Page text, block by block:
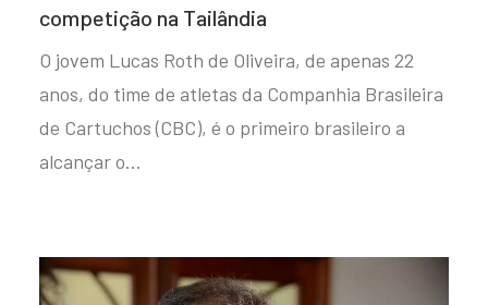
competição na Tailândia
O jovem Lucas Roth de Oliveira, de apenas 22
anos, do time de atletas da Companhia Brasileira
de Cartuchos (CBC), é o primeiro brasileiro a
alcançar o…